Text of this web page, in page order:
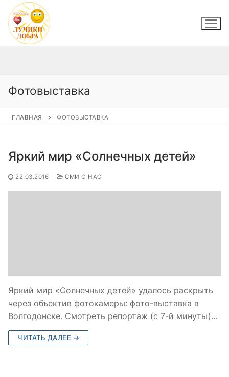
Перейти
содержимому
Фотовыставка
ГЛАВНАЯ ФОТОВЫСТАВКА
Яркий мир «Солнечных детей»
22.03.2016 СМИ О НАС
Яркий мир «Солнечных детей» удалось раскрыть
через объектив фотокамеры: фото-выставка в
Волгодонске. Смотреть репортаж (с 7-й минуты)…
ЧИТАТЬ ДАЛЕЕ →